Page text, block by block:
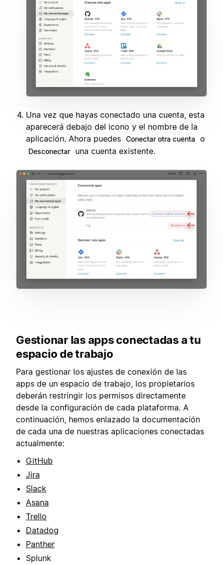
Una vez que hayas conectado una cuenta, esta
aparecerá debajo del icono y el nombre de la
aplicación. Ahora puedes Conectar otra cuenta o
Desconectar una cuenta existente.
Gestionar las apps conectadas a tu
espacio de trabajo
Para gestionar los ajustes de conexión de las
apps de un espacio de trabajo, los propietarios
deberán restringir los permisos directamente
desde la configuración de cada plataforma. A
continuación, hemos enlazado la documentación
de cada una de nuestras aplicaciones conectadas
actualmente:
GitHub
Jira
Slack
Asana
Trello
Datadog
Panther
Splunk